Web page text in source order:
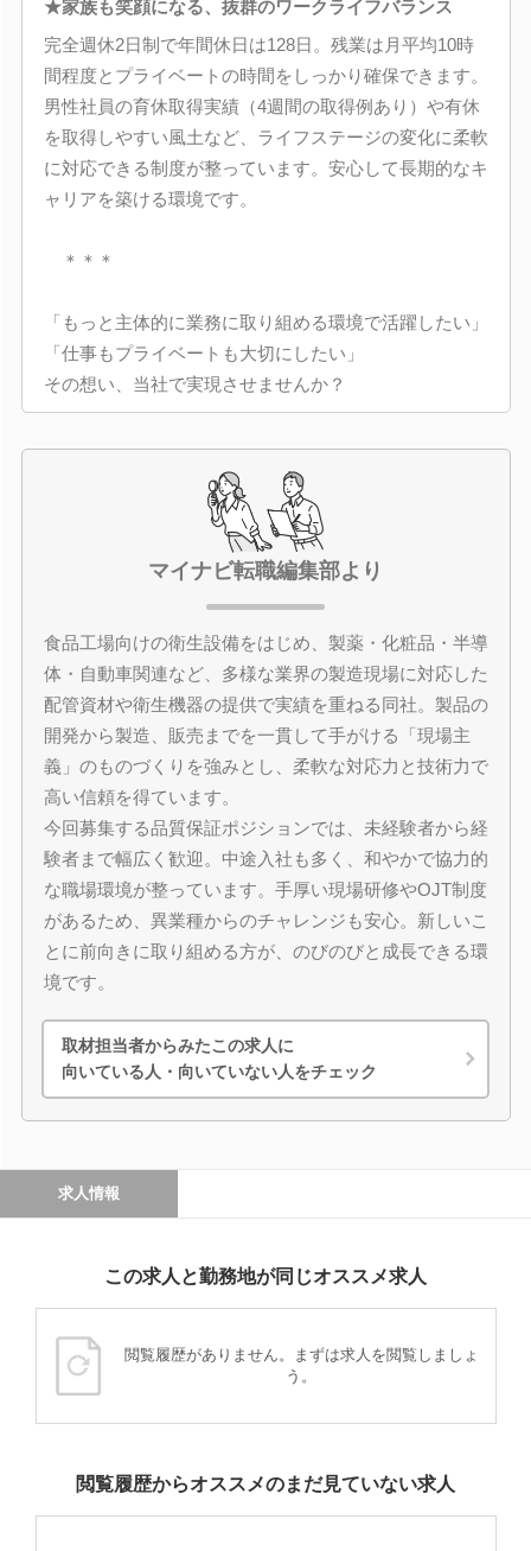
★家族も笑顔になる、抜群のワークライフバランス
完全週休2日制で年間休日は128日。残業は月平均10時
間程度とプライベートの時間をしっかり確保できます。
男性社員の育休取得実績（4週間の取得例あり）や有休
を取得しやすい風土など、ライフステージの変化に柔軟
に対応できる制度が整っています。安心して長期的なキ
ャリアを築ける環境です。
＊＊＊
「もっと主体的に業務に取り組める環境で活躍したい」
「仕事もプライベートも大切にしたい」
その想い、当社で実現させませんか？
マイナビ転職編集部より
食品工場向けの衛生設備をはじめ、製薬・化粧品・半導
体・自動車関連など、多様な業界の製造現場に対応した
配管資材や衛生機器の提供で実績を重ねる同社。製品の
開発から製造、販売までを一貫して手がける「現場主
義」のものづくりを強みとし、柔軟な対応力と技術力で
高い信頼を得ています。
今回募集する品質保証ポジションでは、未経験者から経
験者まで幅広く歓迎。中途入社も多く、和やかで協力的
な職場環境が整っています。手厚い現場研修やOJT制度
があるため、異業種からのチャレンジも安心。新しいこ
とに前向きに取り組める方が、のびのびと成長できる環
境です。
取材担当者からみたこの求人に
向いている人・向いていない人をチェック
求人情報
この求人と勤務地が同じオススメ求人
閲覧履歴がありません。まずは求人を閲覧しましょ
う。
閲覧履歴からオススメのまだ見ていない求人